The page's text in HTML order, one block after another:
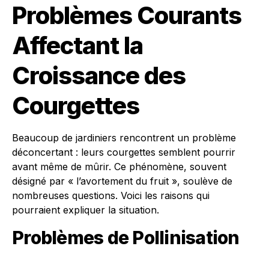
Problèmes Courants
Affectant la
Croissance des
Courgettes
Beaucoup de jardiniers rencontrent un problème
déconcertant : leurs courgettes semblent pourrir
avant même de mûrir. Ce phénomène, souvent
désigné par « l’avortement du fruit », soulève de
nombreuses questions. Voici les raisons qui
pourraient expliquer la situation.
Problèmes de Pollinisation